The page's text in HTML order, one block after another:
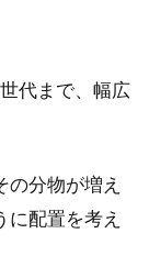
代まで、幅広
の分物が増え
に配置を考え